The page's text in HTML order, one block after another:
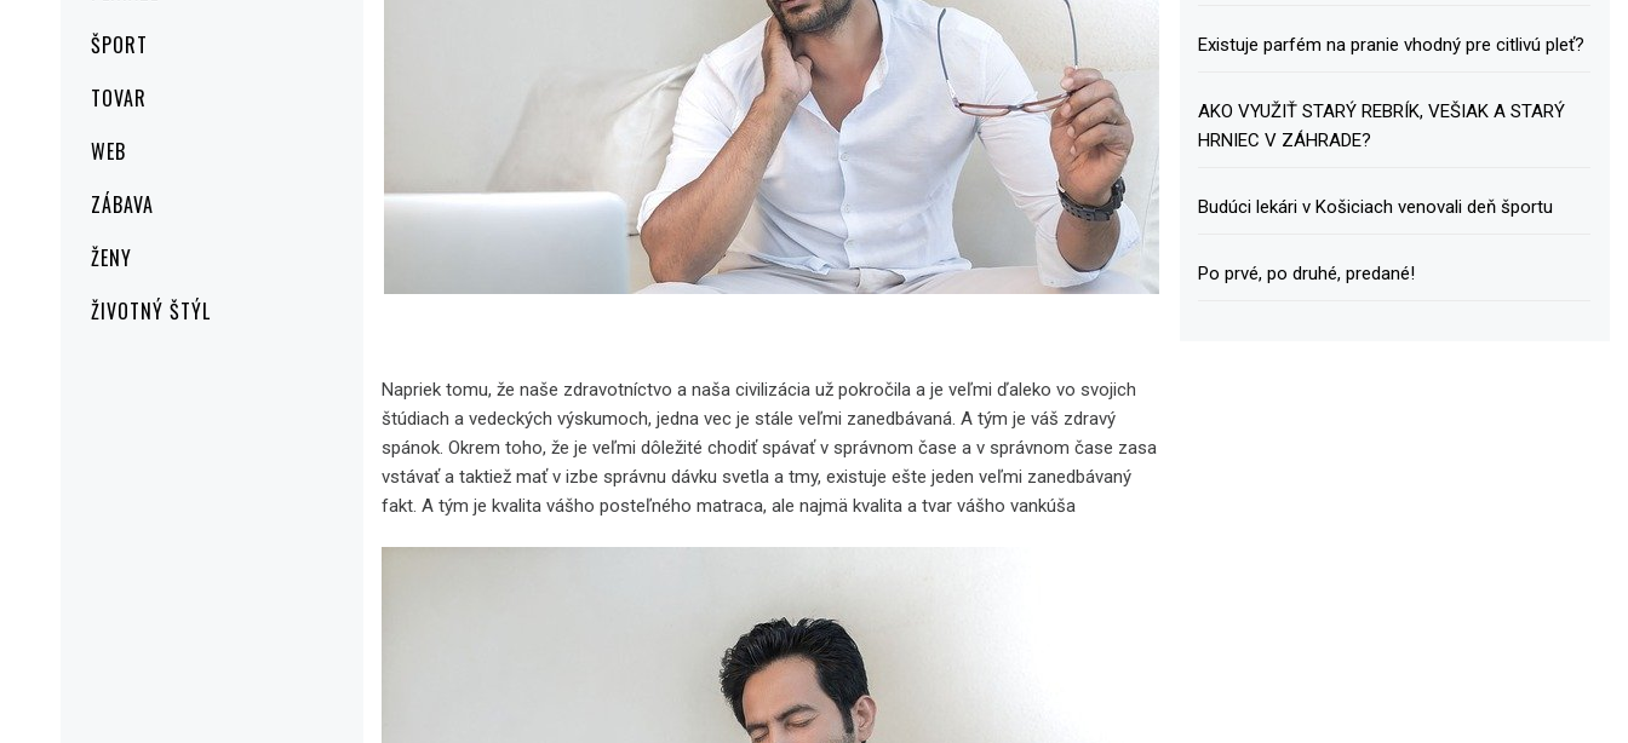
ŠPORT
TOVAR
WEB
ZÁBAVA
ŽENY
ŽIVOTNÝ ŠTÝL
Napriek tomu, že naše zdravotníctvo a naša civilizácia už pokročila a je veľmi ďaleko vo svojich
štúdiach a vedeckých výskumoch, jedna vec je stále veľmi zanedbávaná. A tým je váš zdravý
spánok. Okrem toho, že je veľmi dôležité chodiť spávať v správnom čase a v správnom čase zasa
vstávať a taktiež mať v izbe správnu dávku svetla a tmy, existuje ešte jeden veľmi zanedbávaný
fakt. A tým je kvalita vášho posteľného matraca, ale najmä kvalita a tvar vášho vankúša
Existuje parfém na pranie vhodný pre citlivú pleť?
AKO VYUŽIŤ STARÝ REBRÍK, VEŠIAK A STARÝ
HRNIEC V ZÁHRADE?
Budúci lekári v Košiciach venovali deň športu
Po prvé, po druhé, predané!